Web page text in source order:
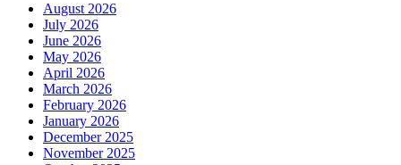
August 2026
July 2026
June 2026
May 2026
April 2026
March 2026
February 2026
January 2026
December 2025
November 2025